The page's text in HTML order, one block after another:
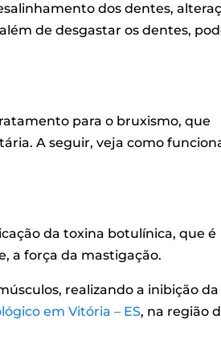
dos dentes,
de desgastar os dentes,
para o bruxismo, que
A seguir, veja como
da toxina botulínica, que é
a força da mastigação.
realizando a inibição da
em Vitória – ES, na região